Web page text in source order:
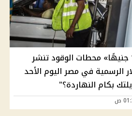
«بنزين 80 يتخطى 13 جنيهًا» محطات الوقود تنشر
الرسمية في مصر اليوم الأحد